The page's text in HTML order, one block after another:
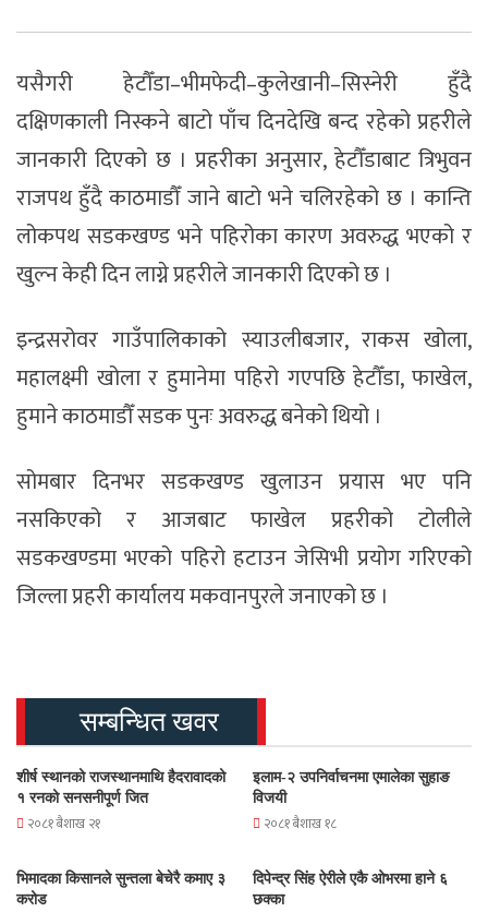
यसैगरी हेटौँडा–भीमफेदी–कुलेखानी–सिस्नेरी हुँदै
दक्षिणकाली निस्कने बाटो पाँच दिनदेखि बन्द रहेको प्रहरीले
जानकारी दिएको छ । प्रहरीका अनुसार, हेटौँडाबाट त्रिभुवन
राजपथ हुँदै काठमाडौँ जाने बाटो भने चलिरहेको छ । कान्ति
लोकपथ सडकखण्ड भने पहिरोका कारण अवरुद्ध भएको र
खुल्न केही दिन लाग्ने प्रहरीले जानकारी दिएको छ ।
इन्द्रसरोवर गाउँपालिकाको स्याउलीबजार, राकस खोला,
महालक्ष्मी खोला र हुमानेमा पहिरो गएपछि हेटौँडा, फाखेल,
हुमाने काठमाडौँ सडक पुनः अवरुद्ध बनेको थियो ।
सोमबार दिनभर सडकखण्ड खुलाउन प्रयास भए पनि
नसकिएको र आजबाट फाखेल प्रहरीको टोलीले
सडकखण्डमा भएको पहिरो हटाउन जेसिभी प्रयोग गरिएको
जिल्ला प्रहरी कार्यालय मकवानपुरले जनाएको छ ।
सम्बन्धित खवर
शीर्ष स्थानको राजस्थानमाथि हैदरावादको
१ रनको सनसनीपूर्ण जित
२०८१ बैशाख २१
इलाम-२ उपनिर्वाचनमा एमालेका सुहाङ
विजयी
२०८१ बैशाख १८
भिमादका किसानले सुन्तला बेचेरै कमाए ३
करोड
दिपेन्द्र सिंह ऐरीले एकै ओभरमा हाने ६
छक्का